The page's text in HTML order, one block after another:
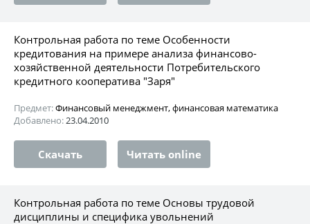
Контрольная работа по теме Особенности
кредитования на примере анализа финансово-
хозяйственной деятельности Потребительского
кредитного кооператива "Заря"
Предмет:Финансовый менеджмент, финансовая математика
Добавлено:23.04.2010
Скачать Читать online
Контрольная работа по теме Основы трудовой
дисциплины и специфика увольнений